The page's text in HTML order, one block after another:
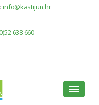
info@kastijun.hr
638 660
Toggle